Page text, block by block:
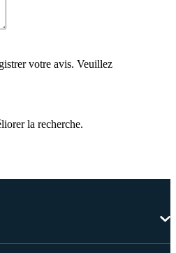
votre avis. Veuillez
la recherche.